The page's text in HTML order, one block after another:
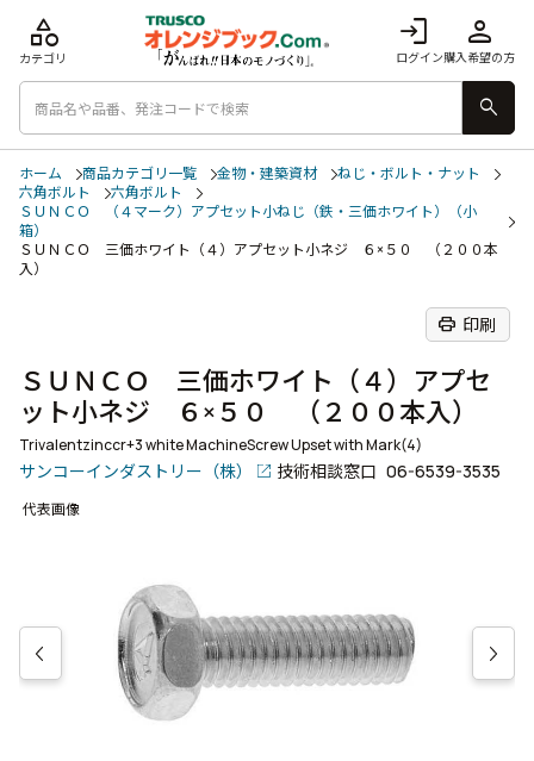
login
ログイン
person
購入希望の方
category
カテゴリ
search
ホーム 商品カテゴリ一覧 金物・建築資材
ねじ・ボルト・ナット
六角ボルト
六角ボルト
ＳＵＮＣＯ （４マーク）アプセット小ねじ（鉄・三価ホワイト）（小
箱）
ＳＵＮＣＯ 三価ホワイト（４）アプセット小ネジ ６×５０ （２００本
入）
print 印刷
ＳＵＮＣＯ 三価ホワイト（４）アプセ
ット小ネジ ６×５０ （２００本入）
Trivalentzinccr+3 white MachineScrew Upset with Mark(4)
サンコーインダストリー（株） 技術相談窓口 06-6539-3535
代表画像